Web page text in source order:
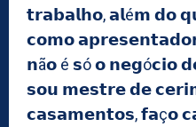
𝘁𝗿𝗮𝗯𝗮𝗹𝗵𝗼, 𝗮𝗹é𝗺 𝗱𝗼
𝗰𝗼𝗺𝗼
𝗻ã𝗼 é 𝘀ó 𝗼 𝗻𝗲𝗴ó𝗰𝗶𝗼
𝘀𝗼𝘂 𝗺𝗲𝘀𝘁𝗿𝗲 𝗱𝗲
𝗰𝗮𝘀𝗮𝗺𝗲𝗻𝘁𝗼𝘀, 𝗳𝗮ç𝗼